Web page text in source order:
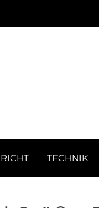
TECHNIK